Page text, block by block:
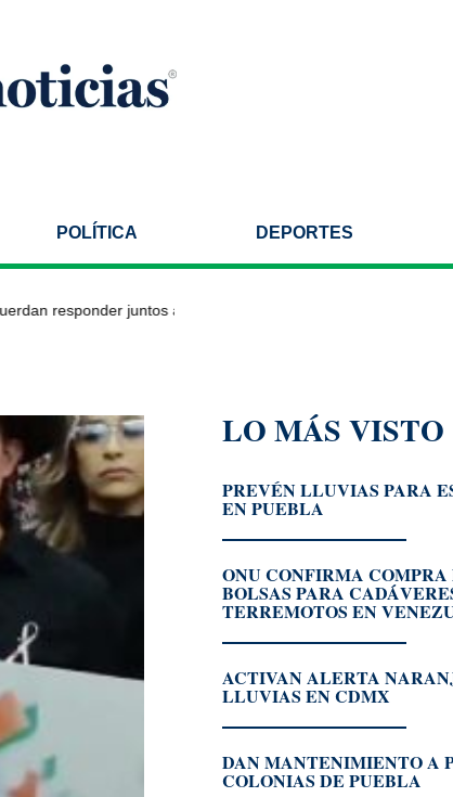
POLÍTICA DEPORTES
responder juntos ante una agresión armada
LO MÁS VISTO
PREVÉN LLUVIAS PARA
EN PUEBLA
ONU CONFIRMA
BOLSAS PARA
TERREMOTOS EN
ACTIVAN ALERTA
LLUVIAS EN CDMX
DAN MANTENIMIENTO A
COLONIAS DE PUEBLA